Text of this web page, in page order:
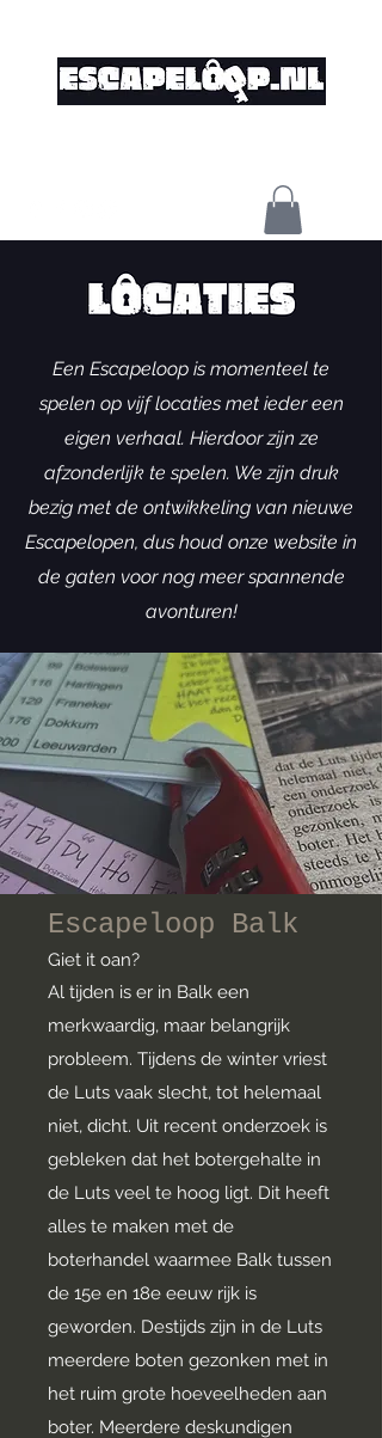
Een Escapeloop is momenteel te
spelen op vijf locaties met ieder een
eigen verhaal. Hierdoor zijn ze
afzonderlijk te spelen. We zijn druk
bezig met de ontwikkeling van nieuwe
Escapelopen, dus houd onze website in
de gaten voor nog meer spannende
avonturen!
Escapeloop Balk
Giet it oan?
Al tijden is er in Balk een
merkwaardig, maar belangrijk
probleem. Tijdens de winter vriest
de Luts vaak slecht, tot helemaal
niet, dicht. Uit recent onderzoek is
gebleken dat het botergehalte in
de Luts veel te hoog ligt. Dit heeft
alles te maken met de
boterhandel waarmee Balk tussen
de 15e en 18e eeuw rijk is
geworden. Destijds zijn in de Luts
meerdere boten gezonken met in
het ruim grote hoeveelheden aan
boter. Meerdere deskundigen